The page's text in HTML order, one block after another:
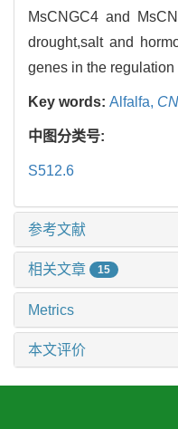
MsCNGC4 and
drought,salt and
genes in the regulation
Key words: Alfalfa,
中图分类号:
S512.6
参考文献
相关文章 15
Metrics
本文评价